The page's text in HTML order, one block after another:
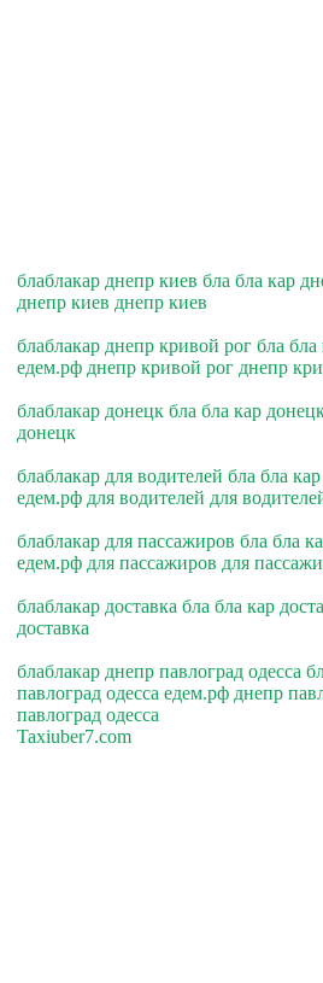
блаблакар днепр киев бла бла кар
днепр киев днепр киев
блаблакар днепр кривой рог бла
едем.рф днепр кривой рог днепр
блаблакар донецк бла бла кар
донецк
блаблакар для водителей бла бла
едем.рф для водителей для
блаблакар для пассажиров бла бла
едем.рф для пассажиров для
блаблакар доставка бла бла кар
доставка
блаблакар днепр павлоград одесса
павлоград одесса едем.рф днепр
павлоград одесса
Taxiuber7.com